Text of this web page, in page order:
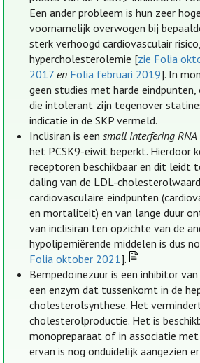
Een ander probleem is hun zeer
voornamelijk overwogen bij
sterk verhoogd cardiovasculair
hypercholesterolemie [zie Folia
2017 en Folia februari 2019]. In
geen studies met harde
die intolerant zijn tegenover
indicatie in de SKP vermeld.
Inclisiran is eensmall interfering RNA
het PCSK9-eiwit beperkt. Hierdoor
receptoren beschikbaar en dit leidt
daling van de LDL-
cardiovasculaire eindpunten
en mortaliteit) en van lange duur
van inclisiran ten opzichte van de
hypolipemiërende middelen is dus
Folia oktober 2021].
Bempedoïnezuur is een inhibitor
een enzym dat tussenkomt in de
cholesterolsynthese. Het
cholesterolproductie. Het is
monopreparaat of in associatie
ervan is nog onduidelijk aangezien